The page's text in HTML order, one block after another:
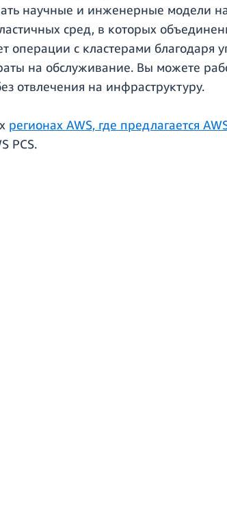
научные и инженерные модели
сред, в которых
операции с кластерами
на обслуживание. Вы можете
отвлечения на инфраструктуру.
регионах AWS, где предлагается
PCS.